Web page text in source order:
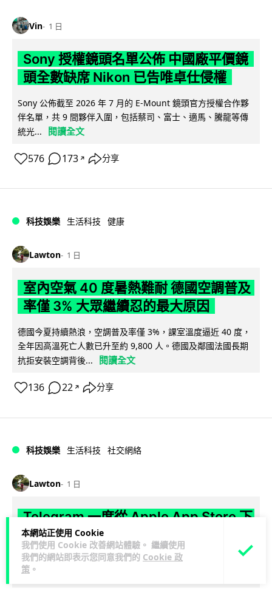
本網站正使用 Cookie
我們使用 Cookie 改善網站體驗。 繼續使用
我們的網站即表示您同意我們的 Cookie 政
策 。
Vin 1 日
Sony 授權鏡頭名單公佈 中國廠平價鏡
頭全數缺席 Nikon 已告唯卓仕侵權
Sony 公佈截至 2026 年 7 月的 E-Mount 鏡頭官方授權合作夥
伴名單，共 9 間夥伴入圍，包括蔡司、富士、適馬、騰龍等傳
統光...
閱讀全文
576 173 ↗ 分享
科技娛樂 生活科技 健康
Lawton 1 日
室內空氣 40 度暑熱難耐 德國空調普及
率僅 3% 大眾繼續忍的最大原因
德國今夏持續熱浪，空調普及率僅 3%，課室溫度逼近 40 度，
全年因高溫死亡人數已升至約 9,800 人。德國及鄰國法國長期
抗拒安裝空調背後...
閱讀全文
136 22 ↗ 分享
科技娛樂 生活科技 社交網絡
Lawton 1 日
Telegram 一度從 Apple App Store 下
架 官方未解釋原因迅速恢復上架
Telegram 8 月 4 日一度從 Apple App Store 消失，新用戶無
法下載，惟已於短時間內恢復上架。Apple 及 Tel...